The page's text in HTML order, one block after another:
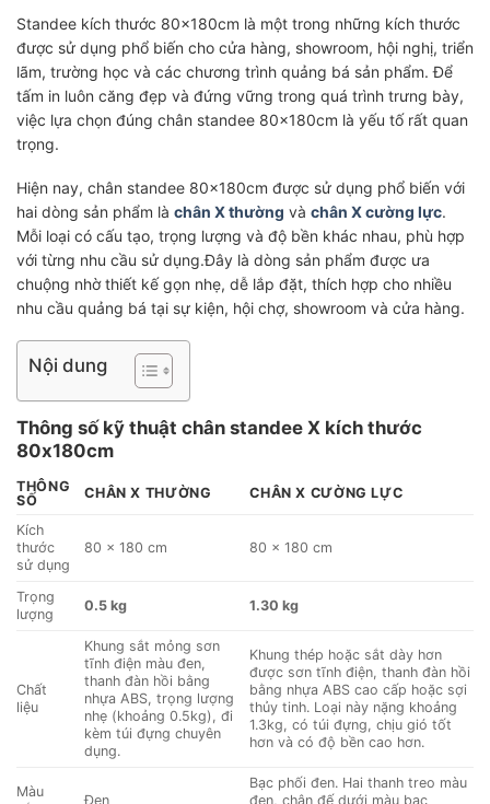
Standee kích thước 80x180cm là một trong những kích thước
được sử dụng phổ biến cho cửa hàng, showroom, hội nghị, triển
lãm, trường học và các chương trình quảng bá sản phẩm. Để
tấm in luôn căng đẹp và đứng vững trong quá trình trưng bày,
việc lựa chọn đúng chân standee 80x180cm là yếu tố rất quan
trọng.
Hiện nay, chân standee 80x180cm được sử dụng phổ biến với
hai dòng sản phẩm là chân X thường và chân X cường lực.
Mỗi loại có cấu tạo, trọng lượng và độ bền khác nhau, phù hợp
với từng nhu cầu sử dụng.Đây là dòng sản phẩm được ưa
chuộng nhờ thiết kế gọn nhẹ, dễ lắp đặt, thích hợp cho nhiều
nhu cầu quảng bá tại sự kiện, hội chợ, showroom và cửa hàng.
Nội dung
Thông số kỹ thuật chân standee X kích thước
80x180cm
THÔNG
SỐ
CHÂN X THƯỜNG CHÂN X CƯỜNG LỰC
Kích
thước
sử dụng
80 × 180 cm 80 × 180 cm
Trọng
lượng
0.5 kg 1.30 kg
Chất
liệu
Khung sắt mỏng sơn
tĩnh điện màu đen,
thanh đàn hồi bằng
nhựa ABS, trọng lượng
nhẹ (khoảng 0.5kg), đi
kèm túi đựng chuyên
dụng.
Khung thép hoặc sắt dày hơn
được sơn tĩnh điện, thanh đàn hồi
bằng nhựa ABS cao cấp hoặc sợi
thủy tinh. Loại này nặng khoảng
1.3kg, có túi đựng, chịu gió tốt
hơn và có độ bền cao hơn.
Màu
Đen
Bạc phối đen. Hai thanh treo màu
đen, chân đế dưới màu bạc